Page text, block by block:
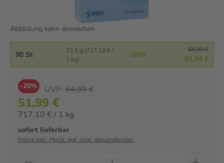
Abbildung kann abweichen
90 St
72,5 g (717,10 € /
1 kg)
-20%
64,99 €
51,99 €
-20% UVP: 64,99 €
51,99 €
717,10 € / 1 kg
sofort lieferbar
Preise inkl. MwSt. ggf. zzgl. Versandkosten